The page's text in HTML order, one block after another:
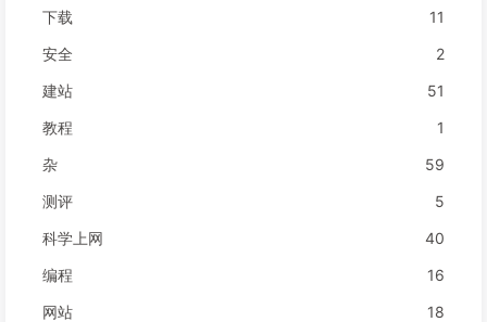
下载
11
安全
2
建站
51
教程
1
杂
59
测评
5
科学上网
40
编程
16
网站
18